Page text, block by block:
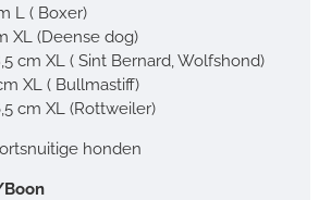
L ( Boxer)
XL (Deense dog)
cm XL ( Sint Bernard, Wolfshond)
XL ( Bullmastiff)
cm XL (Rottweiler)
honden